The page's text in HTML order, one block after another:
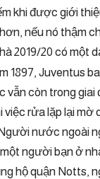
khi được giới
nếu nó thậm
2019/20 có một
1897, Juventus
vẫn còn trong
việc rửa lặp lại
nước ngoài
người bạn ở
hộ quận Notts,